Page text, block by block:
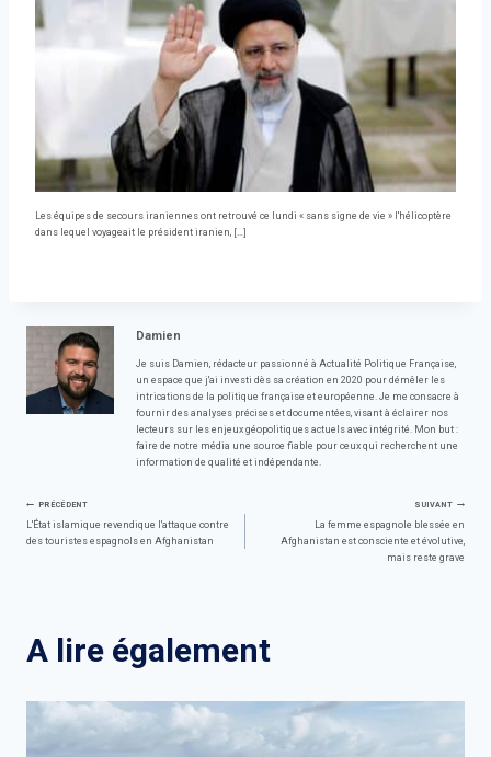
Les équipes de secours iraniennes ont retrouvé ce lundi « sans signe de vie » l'hélicoptère
dans lequel voyageait le président iranien, […]
Damien
Je suis Damien, rédacteur passionné à Actualité Politique Française,
un espace que j'ai investi dès sa création en 2020 pour démêler les
intrications de la politique française et européenne. Je me consacre à
fournir des analyses précises et documentées, visant à éclairer nos
lecteurs sur les enjeux géopolitiques actuels avec intégrité. Mon but :
faire de notre média une source fiable pour ceux qui recherchent une
information de qualité et indépendante.
Navigation
PRÉCÉDENT
L'État islamique revendique l'attaque contre
des touristes espagnols en Afghanistan
SUIVANT
La femme espagnole blessée en
Afghanistan est consciente et évolutive,
mais reste grave
A lire également